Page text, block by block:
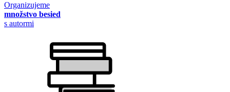
Organizujeme
množstvo besied
s autormi